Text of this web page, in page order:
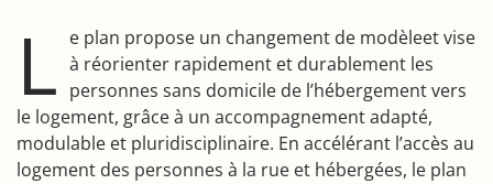
L e plan propose un changement de modèleet vise
à réorienter rapidement et durablement les
personnes sans domicile de l’hébergement vers
le logement, grâce à un accompagnement adapté,
modulable et pluridisciplinaire. En accélérant l’accès au
logement des personnes à la rue et hébergées, le plan